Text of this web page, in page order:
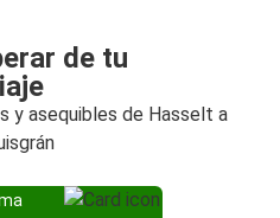
de tu
y asequibles de Hasselt a